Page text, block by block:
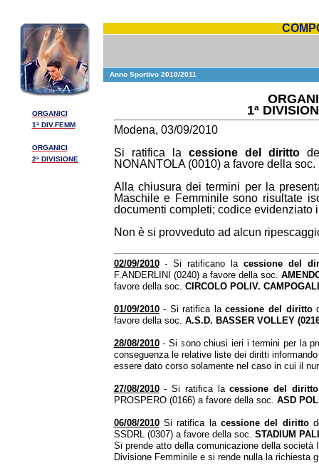
ORGANICI
1ª DIV.FEMM
ORGANICI
2ª DIVISIONE
Anno Sportivo 2010/2011
1ª
Modena, 03/09/2010
Si ratifica la cessione del diritto
NONANTOLA (0010) a favore della soc.
Alla chiusura dei termini per la
Maschile e Femminile sono risultate
documenti completi; codice evidenziato
Non è si provveduto ad alcun
02/09/2010- Si ratificano la cessione del
F.ANDERLINI (0240) a favore della soc.
favore della soc. CIRCOLO POLIV.
01/09/2010- Si ratifica lacessione del diritto
favore della soc. A.S.D. BASSER VOLLEY
28/08/2010- Si sono chiusi ieri i termini per la
conseguenza le relative liste dei diritti
essere dato corso solamente nel caso in cui il
27/08/2010- Si ratifica lacessione del diritto
PROSPERO (0166) a favore della soc. ASD
06/08/2010Si ratifica la cessione del diritto
SSDRL (0307) a favore della soc. STADIUM
Si prende atto della comunicazione della società
Divisione Femminile e si rende nulla la richiesta